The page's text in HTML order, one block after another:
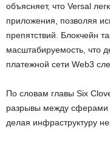
объясняет, что Versal
приложения, позволяя
препятствий. Блокчейн
масштабируемость, что
платежной сети Web3
По словам главы Six
разрывы между сферами
делая инфраструктуру